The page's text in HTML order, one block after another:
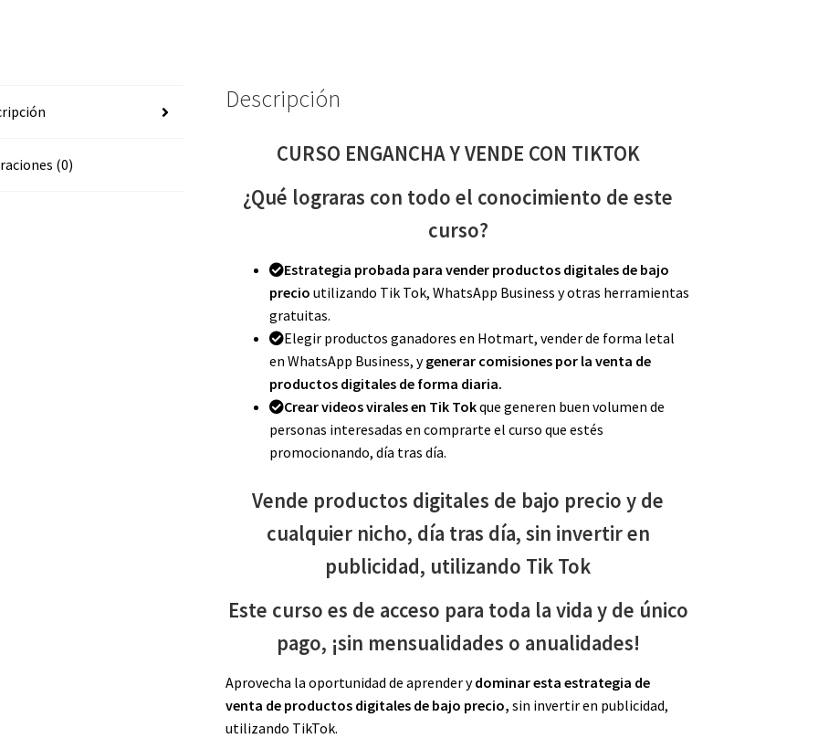
(0)
Descripción
CURSO ENGANCHA Y VENDE CON TIKTOK
¿Qué lograras con todo el conocimiento de este
curso?
Estrategia probada para vender productos digitales de bajo
precio utilizando Tik Tok, WhatsApp Business y otras herramientas
gratuitas.
Elegir productos ganadores en Hotmart, vender de forma letal
en WhatsApp Business, ygenerar comisiones por la venta de
productos digitales de forma diaria.
Crear videos virales en Tik Tokque generen buen volumen de
personas interesadas en comprarte el curso que estés
promocionando, día tras día.
Vende productos digitales de bajo precio y de
cualquier nicho, día tras día, sin invertir en
publicidad, utilizando Tik Tok
Este curso es de acceso para toda la vida y de único
pago, ¡sin mensualidades o anualidades!
Aprovecha la oportunidad de aprender ydominar esta estrategia de
venta de productos digitales de bajo precio, sin invertir en publicidad,
utilizando TikTok.